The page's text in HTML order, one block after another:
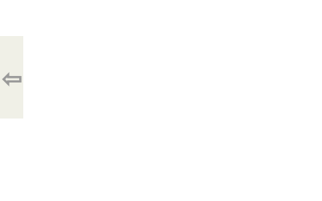
⇦